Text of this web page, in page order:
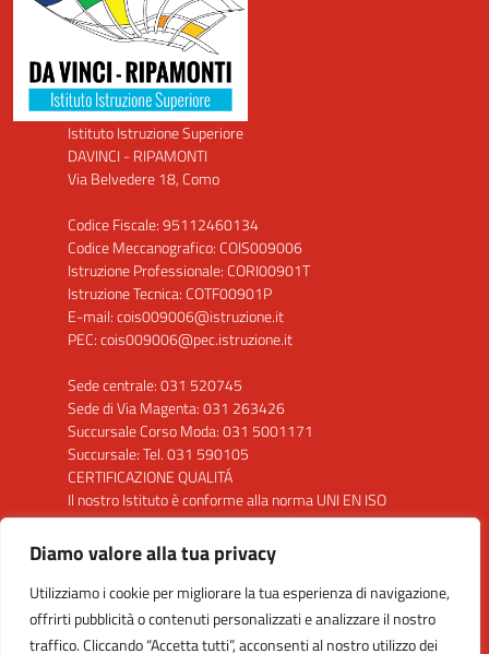
Diamo valore alla tua privacy
Utilizziamo i cookie per migliorare la tua esperienza di navigazione,
offrirti pubblicità o contenuti personalizzati e analizzare il nostro
traffico. Cliccando “Accetta tutti”, acconsenti al nostro utilizzo dei
Istituto Istruzione Superiore
DAVINCI - RIPAMONTI
Via Belvedere 18, Como
Codice Fiscale: 95112460134
Codice Meccanografico: COIS009006
Istruzione Professionale: CORI00901T
Istruzione Tecnica: COTF00901P
E-mail: cois009006@istruzione.it
PEC: cois009006@pec.istruzione.it
Sede centrale: 031 520745
Sede di Via Magenta: 031 263426
Succursale Corso Moda: 031 5001171
Succursale: Tel. 031 590105
CERTIFICAZIONE QUALITÁ
Il nostro Istituto è conforme alla norma UNI EN ISO
9001: 2015 per la seguente attività: "Progettazione
ed erogazione del servizio di istruzione secondaria di
secondo grado"
Clicca sul Logo per visualizzare il certificato